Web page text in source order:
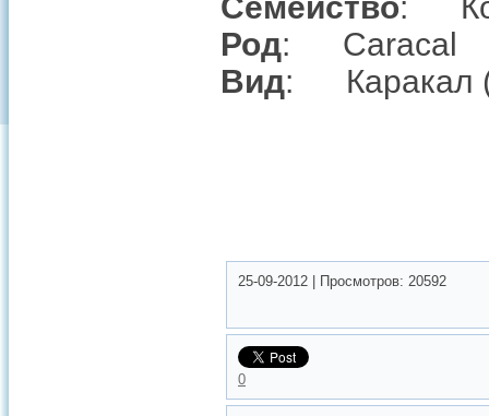
Род: Caracal
Вид: Каракал
25-09-2012 Просмотров: 20592
0